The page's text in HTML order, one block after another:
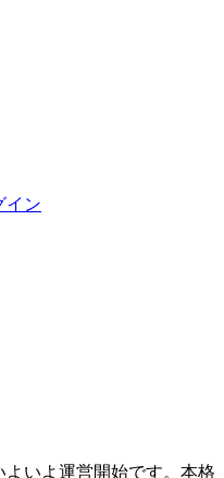
イン
いよ運営開始です。本格